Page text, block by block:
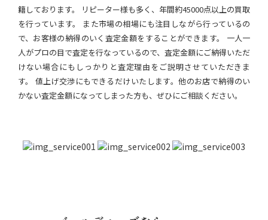
籍しております。 リピーター様も多く、年間約45000点以上の買取
を行っています。 また市場の相場にも注目しながら行っているの
で、お客様の納得のいく査定金額をすることができます。 一人一
人がプロの目で査定を行なっているので、査定金額にご納得いただ
けない場合にもしっかりと査定理由をご説明させていただきま
す。 値上げ交渉にもできるだけいたします。他のお店で納得のい
かない査定金額になってしまった方も、ぜひにご相談ください。